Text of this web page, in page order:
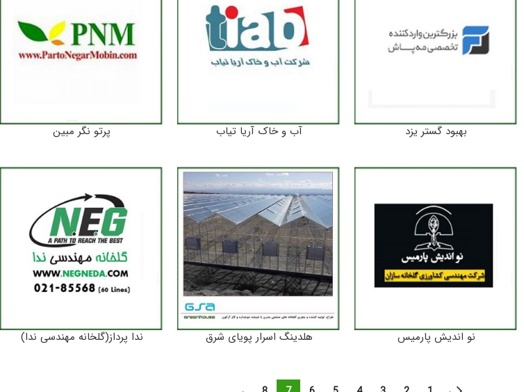
بهبود گستر یزد آب و خاک آریا تیاب پرتو نگر مبین
نو اندیش پارمیس هلدینگ اسرار پویای شرق ندا پرداز(گلخانه مهندسی ندا)